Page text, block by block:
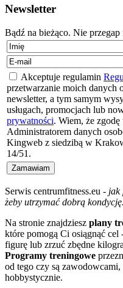
Newsletter
Bądź na bieżąco. Nie
Akceptuje regulamin
przetwarzanie moich danych
newsletter, a tym samym
usługach, promocjach lub
prywatności. Wiem, że
Administratorem danych
Kingweb z siedzibą w
14/51.
Serwis centrumfitness.eu - jak
żeby utrzymać dobrą kondycję.
Na stronie znajdziesz plany
które pomogą Ci osiągnąć
figurę lub zrzuć zbędne
Programy treningowe
od tego czy są
hobbystycznie.